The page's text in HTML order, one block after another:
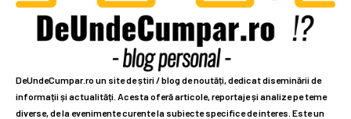
DeUndeCumpar.ro un site de știri / blog de noutăți, dedicat diseminării de
informații și actualități. Acesta oferă articole, reportaje și analize pe teme
diverse, de la evenimente curente la subiecte specifice de interes. Este un